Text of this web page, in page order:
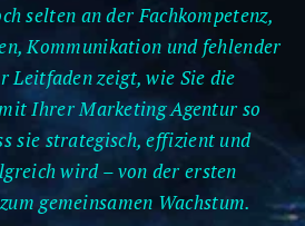
selten an der Fachkompetenz,
Kommunikation und fehlender
Leitfaden zeigt, wie Sie die
Ihrer Marketing Agentur so
sie strategisch, effizient und
wird – von der ersten
gemeinsamen Wachstum.